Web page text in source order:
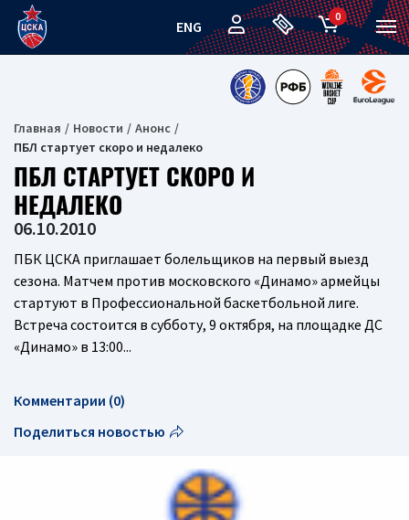
ENG
0
Главная Новости
Анонс
ПБЛ стартует скоро и недалеко
ПБЛ СТАРТУЕТ СКОРО И
НЕДАЛЕКО
06.10.2010
ПБК ЦСКА приглашает болельщиков на первый выезд
сезона. Матчем против московского «Динамо» армейцы
стартуют в Профессиональной баскетбольной лиге.
Встреча состоится в субботу, 9 октября, на площадке ДС
«Динамо» в 13:00...
Комментарии (0)
Поделиться новостью